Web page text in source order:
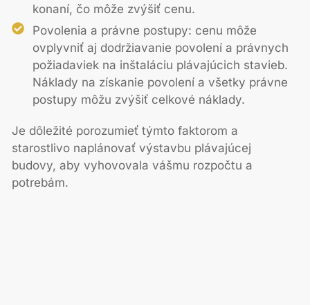
konaní, čo môže zvýšiť cenu.
Povolenia a právne postupy: cenu môže
ovplyvniť aj dodržiavanie povolení a právnych
požiadaviek na inštaláciu plávajúcich stavieb.
Náklady na získanie povolení a všetky právne
postupy môžu zvýšiť celkové náklady.
Je dôležité porozumieť týmto faktorom a
starostlivo naplánovať výstavbu plávajúcej
budovy, aby vyhovovala vášmu rozpočtu a
potrebám.